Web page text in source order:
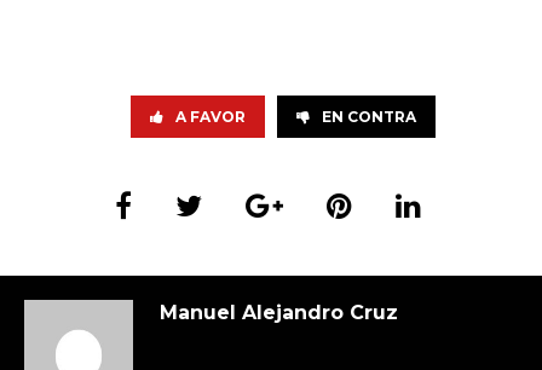
A FAVOR EN CONTRA
Manuel Alejandro Cruz